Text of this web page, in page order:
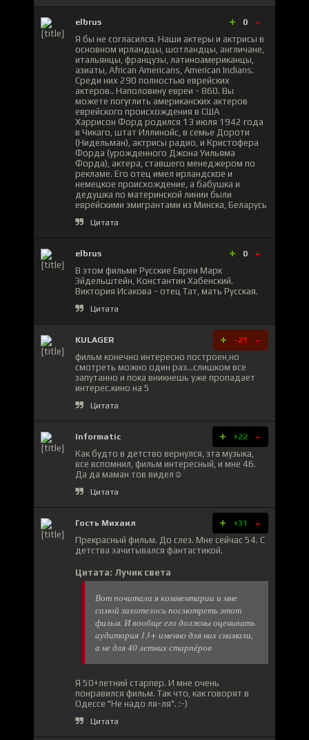
elbrus + 0 -
Я бы не согласился. Наши актеры и актрисы в
основном ирландцы, шотландцы, англичане,
итальянцы, французы, латиноамериканцы,
азиаты, African Americans, American Indians.
Среди них 290 полностью еврейских
актеров.. Наполовину евреи - 860. Вы
можете погуглить американских актеров
еврейского происхождения в США
Харрисон Форд родился 13 июля 1942 года
в Чикаго, штат Иллинойс, в семье Дороти
(Нидельман), актрисы радио, и Кристофера
Форда (урожденного Джона Уильяма
Форда), актера, ставшего менеджером по
рекламе. Его отец имел ирландское и
немецкое происхождение, а бабушка и
дедушка по материнской линии были
еврейскими эмигрантами из Минска, Беларусь
Цитата
elbrus + 0 -
В этом фильме Русские Евреи Марк
Эйдельштейн, Константин Хабенский.
Виктория Исакова - отец Тат, мать Русская.
Цитата
KULAGER + -21 -
фильм конечно интересно построен,но
смотреть можно один раз...слишком все
запутанно и пока вникнешь уже пропадает
интерес.кино на 5
Цитата
Informatic + +22 -
Как будто в детство вернулся, эта музыка,
все вспомнил, фильм интересный, и мне 46.
Да да маман тов видел☺️
Цитата
Гость Михаил + +31 -
Прекрасный фильм. До слез. Мне сейчас 54. С
детства зачитывался фантастикой.
Цитата: Лучик света
Вот почитала я комментарии и мне
самой захотелось посмотреть этот
фильм. И вообще его должны оценивать
аудитория 13+ именно для них снимали,
а не для 40 летних старпёров
Я 50+летний старпер. И мне очень
понравился фильм. Так что, как говорят в
Одессе "Не надо ля-ля". :-)
Цитата